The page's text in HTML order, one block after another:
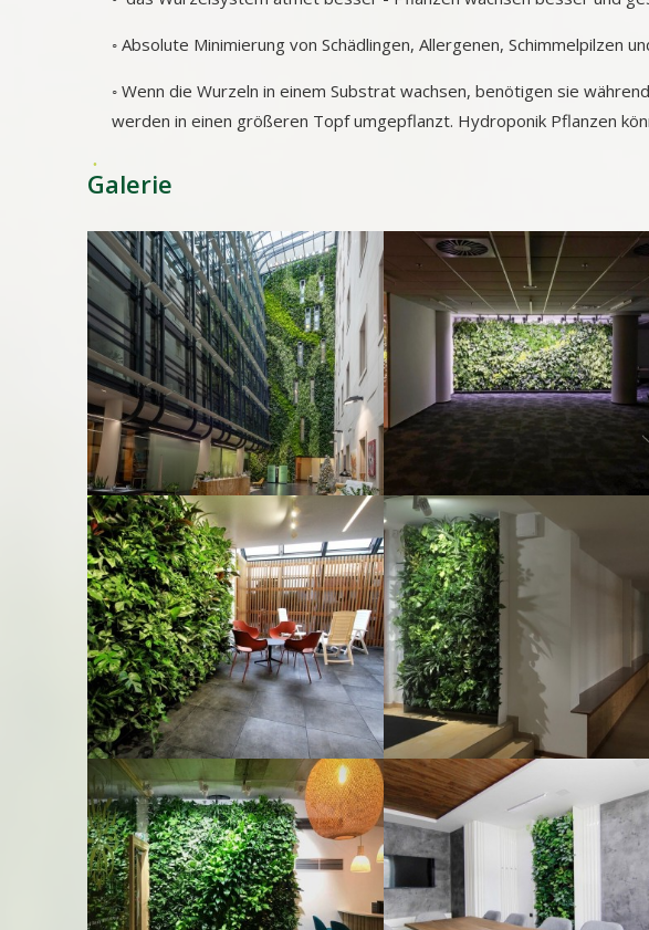
◦ Absolute Minimierung von Schädlingen, Allergenen, Schimmelpilzen
◦ Wenn die Wurzeln in einem Substrat wachsen, benötigen sie
werden in einen größeren Topf umgepflanzt. Hydroponik Pflanzen
Galerie